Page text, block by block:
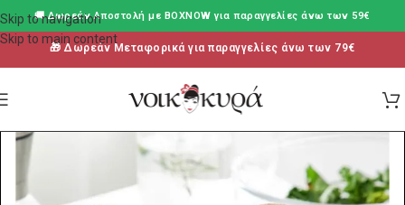
Skip to navigation
Skip to main content
🚚 Δωρεάν Aποστολή με BOXNOW για παραγγελίες άνω των 59€
🎁 Δωρεάν Μεταφορικά για παραγγελίες άνω των 79€